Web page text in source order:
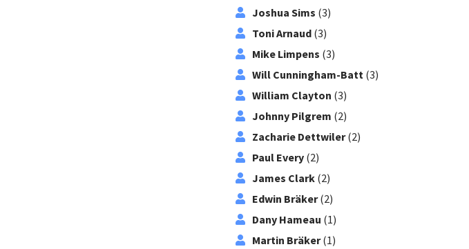
Joshua Sims (3)
Toni Arnaud(3)
Mike Limpens (3)
Will Cunningham-Batt(3)
William Clayton (3)
Johnny Pilgrem (2)
Zacharie Dettwiler(2)
Paul Every(2)
James Clark(2)
Edwin Bräker(2)
Dany Hameau (1)
Martin Bräker(1)